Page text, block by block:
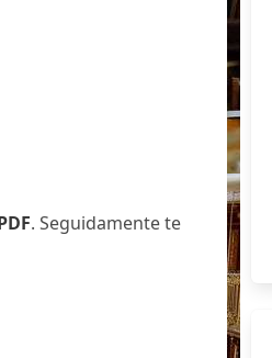
. Seguidamente te